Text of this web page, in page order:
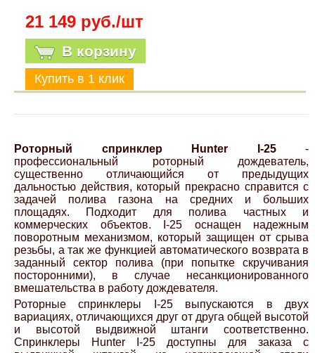
21 149 руб./шт
В корзину
Роторный спринклер Hunter I-25-
профессиональный роторный дождеватель,
существенно отличающийся от предыдущих
дальностью действия, который прекрасно справится с
задачей полива газона на средних и больших
площадях. Подходит для полива частных и
коммерческих объектов. I-25 оснащен надежным
поворотным механизмом, который защищен от срыва
резьбы, а так же функцией автоматического возврата в
заданный сектор полива (при попытке скручивания
посторонними), в случае несанкционированного
вмешательства в работу дождевателя.
Роторные спринклеры I-25 выпускаются в двух
вариациях, отличающихся друг от друга общей высотой
и высотой выдвижной штанги соответственно.
Спринклеры Hunter I-25 доступны для заказа с